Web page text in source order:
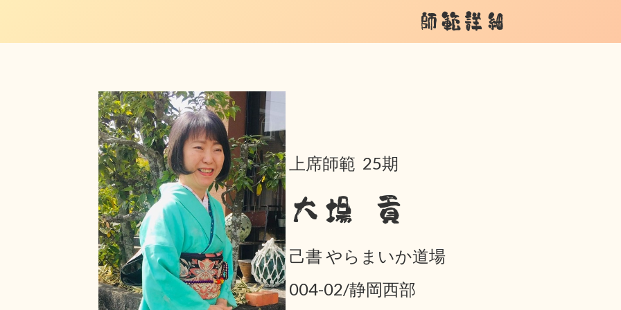
師範詳細
上席師範 25期
大場 貢
己書 やらまいか道場
004-02/静岡西部